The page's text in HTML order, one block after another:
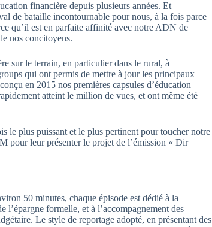
financière depuis plusieurs années. Et
de bataille incontournable pour nous, à la fois parce
qu’il est en parfaite affinité avec notre ADN de
nos concitoyens.
sur le terrain, en particulier dans le rural, à
qui ont permis de mettre à jour les principaux
en 2015 nos premières capsules d’éducation
atteint le million de vues, et ont même été
le plus puissant et le plus pertinent pour toucher notre
pour leur présenter le projet de l’émission « Dir
50 minutes, chaque épisode est dédié à la
formelle, et à l’accompagnement des
Le style de reportage adopté, en présentant des